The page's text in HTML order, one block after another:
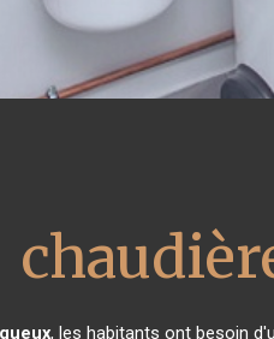
, les habitants ont besoin